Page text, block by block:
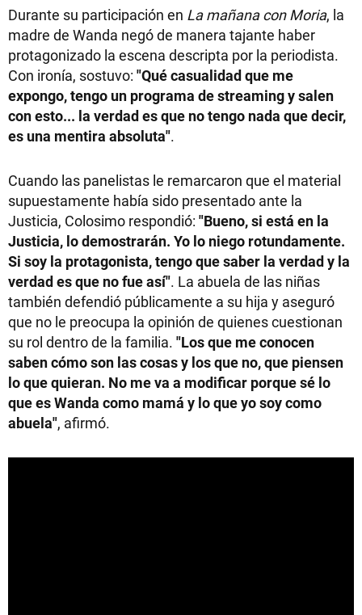
Durante su participación en La mañana con Moria, la
madre de Wanda negó de manera tajante haber
protagonizado la escena descripta por la periodista.
Con ironía, sostuvo: "Qué casualidad que me
expongo, tengo un programa de streaming y salen
con esto... la verdad es que no tengo nada que decir,
es una mentira absoluta".
Cuando las panelistas le remarcaron que el material
supuestamente había sido presentado ante la
Justicia, Colosimo respondió: "Bueno, si está en la
Justicia, lo demostrarán. Yo lo niego rotundamente.
Si soy la protagonista, tengo que saber la verdad y la
verdad es que no fue así". La abuela de las niñas
también defendió públicamente a su hija y aseguró
que no le preocupa la opinión de quienes cuestionan
su rol dentro de la familia. "Los que me conocen
saben cómo son las cosas y los que no, que piensen
lo que quieran. No me va a modificar porque sé lo
que es Wanda como mamá y lo que yo soy como
abuela", afirmó.